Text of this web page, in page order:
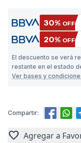
30% OFF
20% OFF
El descuento se verá
restante en el estado
Ver bases y
Compartir:
favorite Agregar a